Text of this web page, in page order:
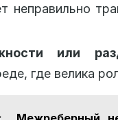
неправильно
или
где велика